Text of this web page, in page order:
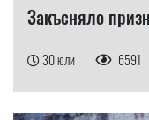
Закъсняло
30 юли 6591